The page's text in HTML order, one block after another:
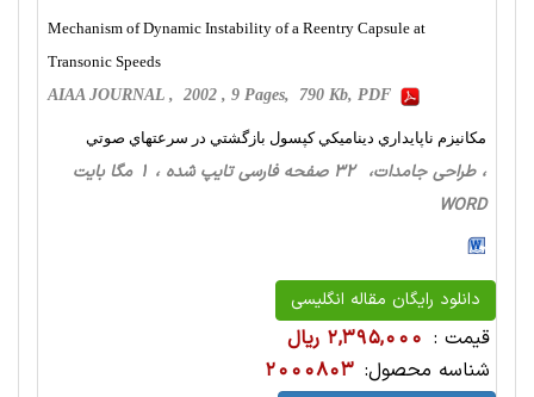
Mechanism of Dynamic Instability of a Reentry Capsule at
Transonic Speeds
AIAA JOURNAL , 2002 , 9 Pages, 790 Kb, PDF
مكانيزم ناپايداري ديناميكي كپسول بازگشتي در سرعتهاي صوتي
، طراحی‌ جامدات، 32 صفحه فارسی تایپ شده ، 1 مگا بایت
WORD
دانلود رایگان مقاله انگلیسی
قیمت : 2,395,000 ریال
شناسه محصول: 2000803